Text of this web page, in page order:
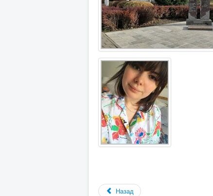
Назад